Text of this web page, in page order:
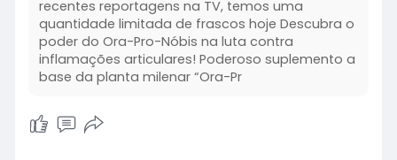
recentes reportagens na TV, temos uma
quantidade limitada de frascos hoje Descubra o
poder do Ora-Pro-Nóbis na luta contra
inflamações articulares! Poderoso suplemento a
base da planta milenar “Ora-Pr